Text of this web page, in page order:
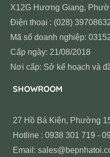
X12G Hương Giang,
Điện thoại : (028)
Mã số doanh nghiệp:
Cấp ngày: 21/08/2018
Nơi cấp: Sở kế hoạch và
SHOWROOM
27 Hồ Bá Kiện, Phường
Hotline : 0938 301 719 -
Email: